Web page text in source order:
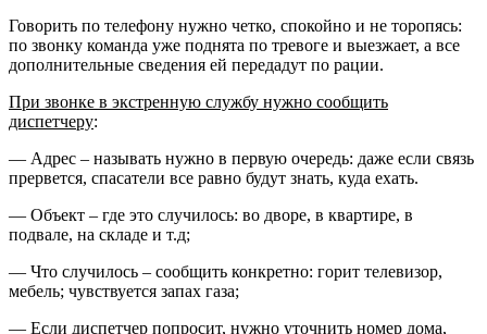
Говорить по телефону нужно четко, спокойно и не торопясь:
по звонку команда уже поднята по тревоге и выезжает, а все
дополнительные сведения ей передадут по рации.
При звонке в экстренную службу нужно сообщить
диспетчеру:
— Адрес – называть нужно в первую очередь: даже если связь
прервется, спасатели все равно будут знать, куда ехать.
— Объект – где это случилось: во дворе, в квартире, в
подвале, на складе и т.д;
— Что случилось – сообщить конкретно: горит телевизор,
мебель; чувствуется запах газа;
— Если диспетчер попросит, нужно уточнить номер дома,